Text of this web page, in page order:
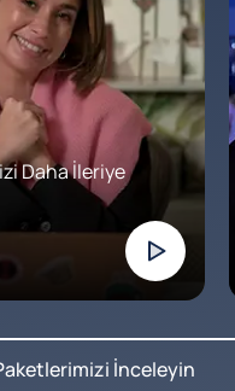
Daha İleriye
İnceleyin